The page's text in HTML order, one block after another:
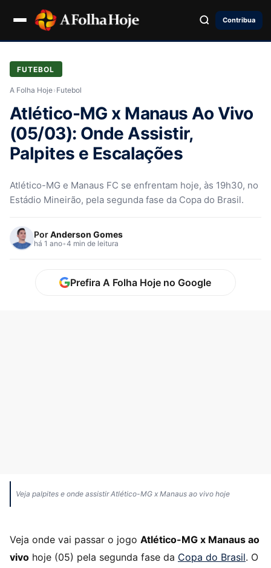
Contribua
FUTEBOL
A Folha Hoje› Futebol
Atlético-MG x Manaus Ao Vivo
(05/03): Onde Assistir,
Palpites e Escalações
Atlético-MG e Manaus FC se enfrentam hoje, às 19h30, no
Estádio Mineirão, pela segunda fase da Copa do Brasil.
PorAnderson Gomes
há 1 ano•4 min de leitura
Prefira A Folha Hoje no Google
Veja palpites e onde assistir Atlético-MG x Manaus ao vivo hoje
Veja onde vai passar o jogo Atlético-MG x Manaus ao
vivo hoje (05) pela segunda fase da Copa do Brasil. O